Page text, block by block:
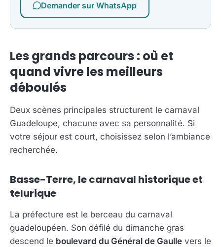
Demander sur WhatsApp
Les grands parcours : où et
quand vivre les meilleurs
déboulés
Deux scènes principales structurent le carnaval
Guadeloupe, chacune avec sa personnalité. Si
votre séjour est court, choisissez selon l’ambiance
recherchée.
Basse-Terre, le carnaval historique et
telurique
La préfecture est le berceau du carnaval
guadeloupéen. Son défilé du dimanche gras
descend le boulevard du Général de Gaulle vers le